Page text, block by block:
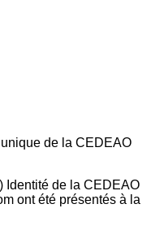
de la CEDEAO
Identité de la CEDEAO
ont été présentés à la